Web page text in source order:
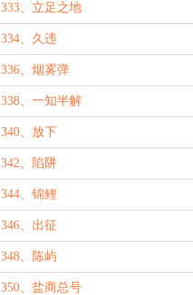
333、立足之地
334、久违
336、烟雾弹
338、一知半解
340、放下
342、陷阱
344、锦鲤
346、出征
348、陈屿
350、盐商总号